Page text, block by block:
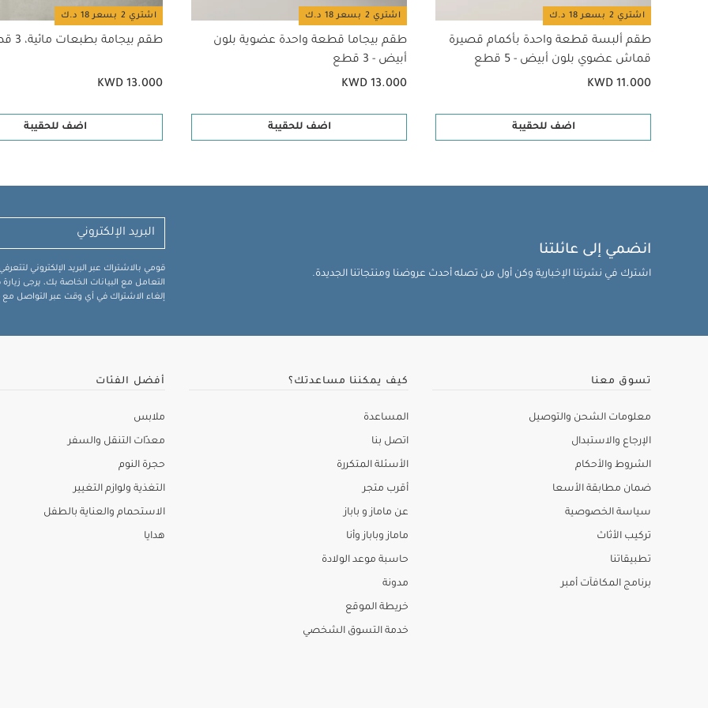
اشتري 2 بسعر 18 د.ك
طقم ألبسة قطعة واحدة بأكمام قصيرة
قماش عضوي بلون أبيض - 5 قطع
KWD 11.000
اضف للحقيبة
اشتري 2 بسعر 18 د.ك
طقم بيجاما قطعة واحدة عضوية بلون
أبيض - 3 قطع
KWD 13.000
اضف للحقيبة
اشتري 2 بسعر 18 د.ك
طقم بيجامة بطبعات مائية، 3 قطع
KWD 13.000
اضف للحقيبة
انضمي إلى عائلتنا
اشترك في نشرتنا الإخبارية وكن أول من تصله أحدث عروضنا ومنتجاتنا الجديدة.
قومي بالاشتراك عبر البريد الإلكتروني
التعامل مع البيانات الخاصة بك، يرجى
إلغاء الاشتراك في أي وقت عبر التواصل مع
تسوق معنا
معلومات الشحن والتوصيل
الإرجاع والاستبدال
الشروط والأحكام
ضمان مطابقة الأسعا
سياسة الخصوصية
تركيب الأثاث
تطبيقاتنا
برنامج المكافآت أمبر
كيف يمكننا مساعدتك؟
المساعدة
اتصل بنا
الأسئلة المتكررة
أقرب متجر
عن ماماز و باباز
ماماز وباباز وأنا
حاسبة موعد الولادة
مدونة
خريطة الموقع
خدمة التسوق الشخصي
أفضل الفئات
ملابس
معدّات التنقل والسفر
حجرة النوم
التغذية ولوازم التغيير
الاستحمام والعناية بالطفل
هدايا